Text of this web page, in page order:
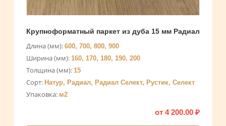
Крупноформатный паркет из дуба 15 мм Радиал
Длина (мм): 600, 700, 800, 900
Ширина (мм): 160, 170, 180, 190, 200
Толщина (мм): 15
Сорт: Натур, Радиал, Радиал Селект, Рустик, Селект
Упаковка: м2
от 4 200.00 ₽